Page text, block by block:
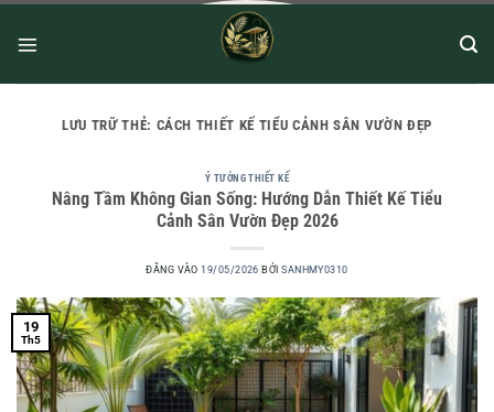
LƯU TRỮ THẺ: CÁCH THIẾT KẾ TIỂU CẢNH SÂN VƯỜN ĐẸP
Ý TƯỞNG THIẾT KẾ
Nâng Tầm Không Gian Sống: Hướng Dẫn Thiết Kế Tiểu
Cảnh Sân Vườn Đẹp 2026
ĐĂNG VÀO19/05/2026 BỞISANHMY0310
19
Th5